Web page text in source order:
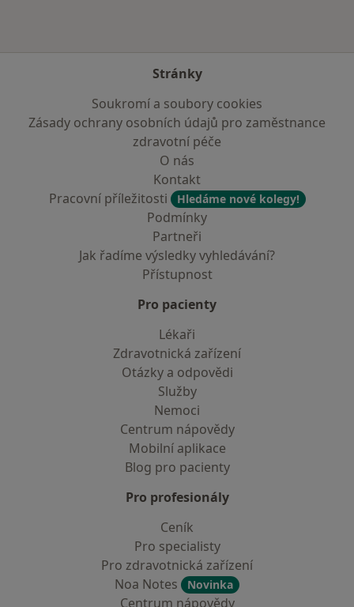
Stránky
Soukromí a soubory cookies
Zásady ochrany osobních údajů pro zaměstnance
zdravotní péče
O nás
Kontakt
Pracovní příležitosti
Hledáme nové kolegy!
Podmínky
Partneři
Jak řadíme výsledky vyhledávání?
Přístupnost
Pro pacienty
Lékaři
Zdravotnická zařízení
Otázky a odpovědi
Služby
Nemoci
Centrum nápovědy
Mobilní aplikace
Blog pro pacienty
Pro profesionály
Ceník
Pro specialisty
Pro zdravotnická zařízení
Noa Notes
Novinka
Centrum nápovědy